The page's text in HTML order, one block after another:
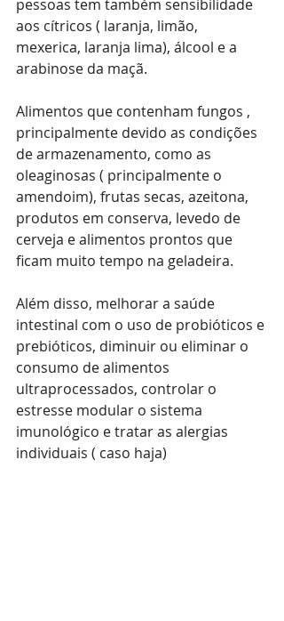
pessoas tem também sensibilidade
aos cítricos ( laranja, limão,
mexerica, laranja lima), álcool e a
arabinose da maçã.
Alimentos que contenham fungos ,
principalmente devido as condições
de armazenamento, como as
oleaginosas ( principalmente o
amendoim), frutas secas, azeitona,
produtos em conserva, levedo de
cerveja e alimentos prontos que
ficam muito tempo na geladeira.
Além disso, melhorar a saúde
intestinal com o uso de probióticos e
prebióticos, diminuir ou eliminar o
consumo de alimentos
ultraprocessados, controlar o
estresse modular o sistema
imunológico e tratar as alergias
individuais ( caso haja)